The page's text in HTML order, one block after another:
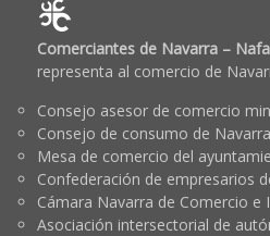
Comerciantes de Navarra –
representa al comercio de
Consejo asesor de comercio
Consejo de consumo de
Mesa de comercio del
Confederación de empresarios
Cámara Navarra de Comercio e
Asociación intersectorial de